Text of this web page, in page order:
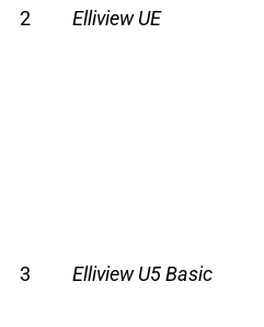
2 Elliview UE
3 Elliview U5 Basic